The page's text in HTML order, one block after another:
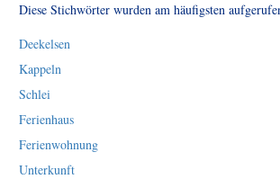
Diese Stichwörter wurden am häufigsten
Deekelsen
Kappeln
Schlei
Ferienhaus
Ferienwohnung
Unterkunft